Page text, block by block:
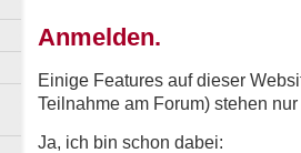
Anmelden.
Einige Features auf dieser
Teilnahme am Forum) stehen
Ja, ich bin schon dabei: